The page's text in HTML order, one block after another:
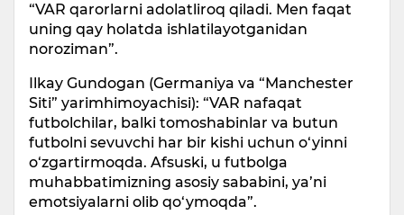
“VAR qarorlarni adolatliroq qiladi. Men faqat
uning qay holatda ishlatilayotganidan
noroziman”.
Ilkay Gundogan (Germaniya va “Manchester
Siti” yarimhimoyachisi): “VAR nafaqat
futbolchilar, balki tomoshabinlar va butun
futbolni sevuvchi har bir kishi uchun o‘yinni
o‘zgartirmoqda. Afsuski, u futbolga
muhabbatimizning asosiy sababini, ya’ni
emotsiyalarni olib qo‘ymoqda”.